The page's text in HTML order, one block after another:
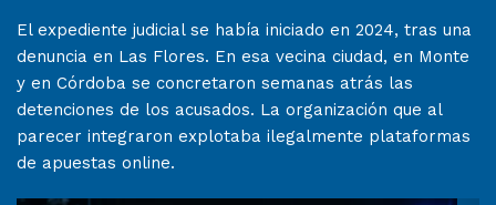
El expediente judicial se había iniciado en 2024, tras una
denuncia en Las Flores. En esa vecina ciudad, en Monte
y en Córdoba se concretaron semanas atrás las
detenciones de los acusados. La organización que al
parecer integraron explotaba ilegalmente plataformas
de apuestas online.